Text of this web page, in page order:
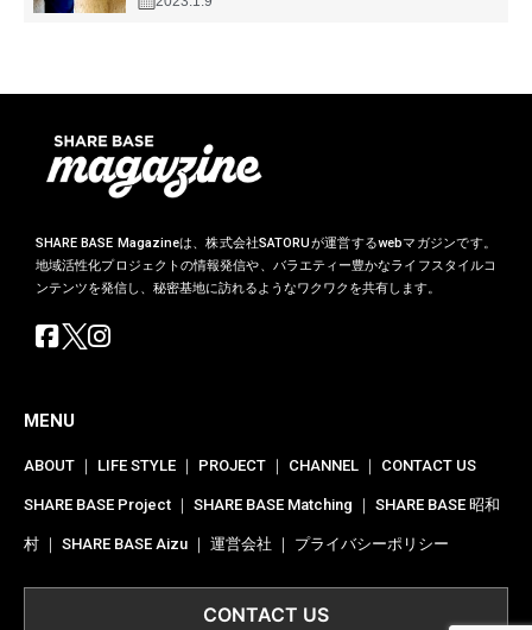
SHARE BASE Magazineは、株式会社SATORUが運営するwebマガジンです。
地域活性化プロジェクトの情報発信や、バラエティー豊かなライフスタイルコ
ンテンツを発信し、秘密基地に訪れるようなワクワクを共有します。
MENU
ABOUT ｜ LIFE STYLE ｜ PROJECT ｜ CHANNEL ｜ CONTACT US
SHARE BASE Project ｜ SHARE BASE Matching ｜ SHARE BASE 昭和
村 ｜ SHARE BASE Aizu ｜ 運営会社 ｜ プライバシーポリシー
CONTACT US